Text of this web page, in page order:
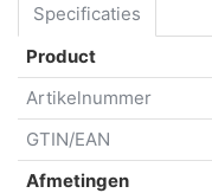
Specificaties
Product
Artikelnummer
GTIN/EAN
Afmetingen